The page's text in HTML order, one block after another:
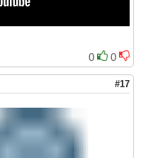
0
0
#17